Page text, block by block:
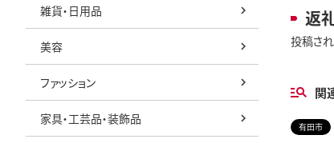
雑貨・日用品
美容
ファッション
家具・工芸品・装飾品
返
投稿さ
関
有田市